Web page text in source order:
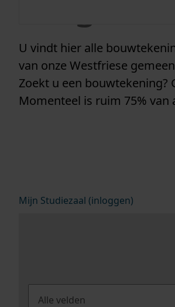
U vindt hier alle
van onze Westfriese
Zoekt u een bouwtekening?
Momenteel is ruim 75%
Mijn Studiezaal (inloggen)